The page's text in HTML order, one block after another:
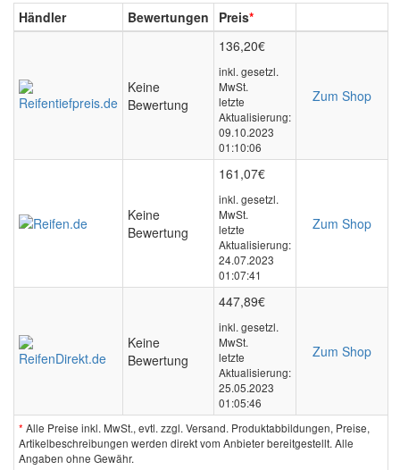
Händler Bewertungen Preis*
Keine
Bewertung
136,20€
inkl. gesetzl.
MwSt.
letzte
Aktualisierung:
09.10.2023
01:10:06
Zum Shop
Keine
Bewertung
161,07€
inkl. gesetzl.
MwSt.
letzte
Aktualisierung:
24.07.2023
01:07:41
Zum Shop
Keine
Bewertung
447,89€
inkl. gesetzl.
MwSt.
letzte
Aktualisierung:
25.05.2023
01:05:46
Zum Shop
* Alle Preise inkl. MwSt., evtl. zzgl. Versand. Produktabbildungen, Preise,
Artikelbeschreibungen werden direkt vom Anbieter bereitgestellt. Alle
Angaben ohne Gewähr.